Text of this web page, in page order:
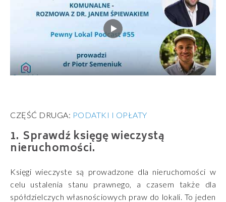
CZĘŚĆ DRUGA: PODATKI I OPŁATY
Sprawdź księgę wieczystą
nieruchomości.
Księgi wieczyste są prowadzone dla nieruchomości w
celu ustalenia stanu prawnego, a czasem także dla
spółdzielczych własnościowych praw do lokali. To jeden